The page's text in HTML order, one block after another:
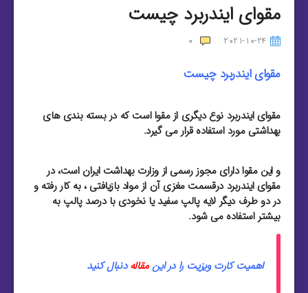
مقوای ایندربرد چیست
2021-10-24
0
مقوای ایندربرد چیست
مقوای ایندربرد نوع دیگری از مقوا است که در بسته بندی های
بهداشتی مورد استفاده قرار می گیرد.
و این مقوا دارای مجوز رسمی از وزارت بهداشت ایران است، در
مقوای ایندربرد درقسمت مغزی آن از مواد بازیافتی ، به کار رفته و
در دو طرف دیگر لایه پالپ سفید یا نخودی با درصد پالپ به
بیشتر استفاده می شود.
اهمیت کارت ویزیت را در اینمقاله دنبال کنید